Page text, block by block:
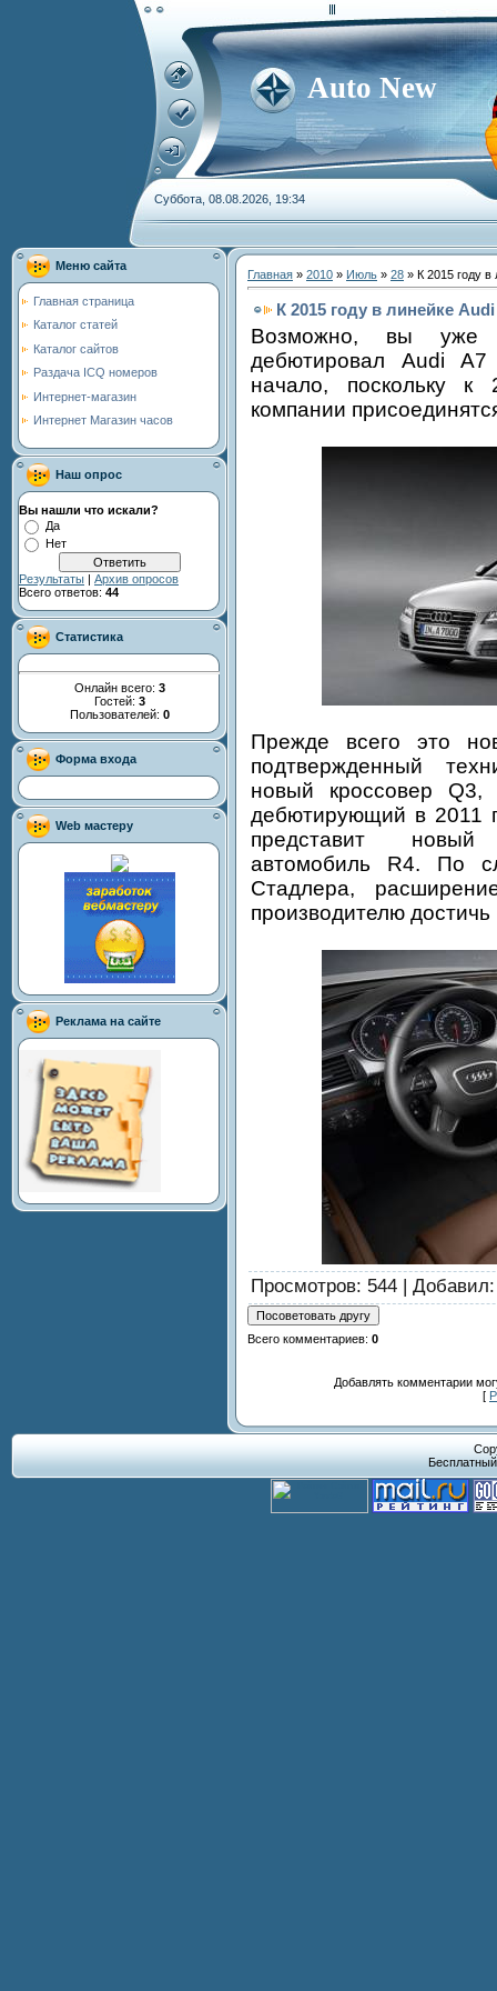
Auto New
Суббота, 08.08.2026, 19:34
Меню сайта
Главная страница
Каталог статей
Каталог сайтов
Раздача ICQ номеров
Интернет-магазин
Интернет Магазин часов
Наш опрос
Вы нашли что искали?
Да
Нет
Результаты | Архив опросов
Всего ответов: 44
Статистика
Онлайн всего: 3
Гостей: 3
Пользователей: 0
Форма входа
Web мастеру
Реклама на сайте
Главная » 2010 » Июль » 28 » К 2015 году в
К 2015 году в линейке
Возможно, вы уже
дебютировал Audi
начало, поскольку
компании
Прежде всего это
подтвержденный
новый кроссовер
дебютирующий в 2011
представит новый
автомобиль R4. По
Стадлера,
производителю
Просмотров: 544 | Добавил
Всего комментариев: 0
Добавлять комментарии
[